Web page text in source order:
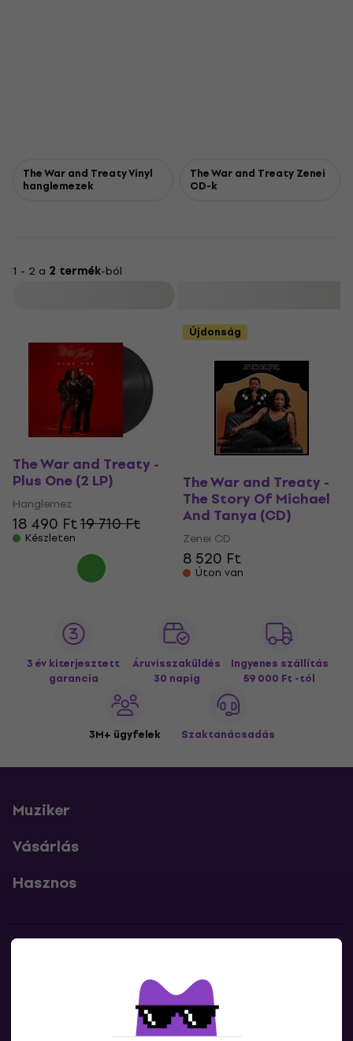
The War and Treaty Vinyl
hanglemezek
The War and Treaty Zenei
CD-k
1 - 2 a 2 termék-ból
The War and Treaty -
Plus One (2 LP)
Hanglemez
18 490 Ft19 710 Ft
Készleten
Újdonság
The War and Treaty -
The Story Of Michael
And Tanya (CD)
Zenei CD
8 520 Ft
Úton van
3 év kiterjesztett
garancia
Áruvisszaküldés
30 napig
Ingyenes szállítás
59 000 Ft -tól
3M+ ügyfelek Szaktanácsadás
Muziker
Vásárlás
Hasznos
Lépj kapcsolatba velünk